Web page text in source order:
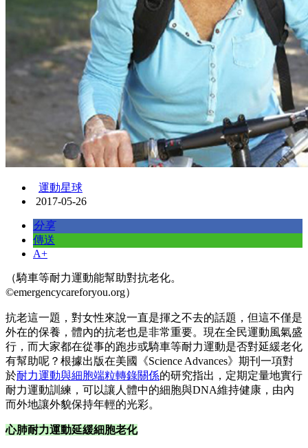
運動星球
2017-05-26
分享
傳送
A+
（騎車等耐力運動能幫助對抗老化。
©emergencycareforyou.org）
抗老這一題，對女性來說一直是揮之不去的話題，但這不僅是
外在的保養，體內的抗老也是非常重要。現在全民運動風氣盛
行，而大家都在從事的跑步或騎車等耐力運動是否對延緩老化
有幫助呢？根據出版在美國《Science Advances》期刊一項對
於耐力運動與細胞端粒轉錄關係的研究指出，定期定量地實行
耐力運動訓練，可以讓人體中的細胞與DNA維持健康，由內
而外地讓外貌保持年輕的光彩。
心肺耐力運動延緩細胞老化